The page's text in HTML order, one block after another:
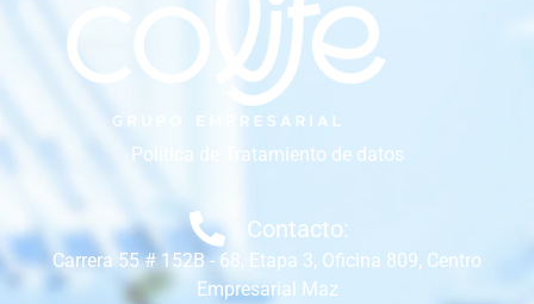
Política de Tratamiento de datos
Contacto:
Carrera 55 # 152B - 68, Etapa 3, Oficina 809, Centro
Empresarial Maz